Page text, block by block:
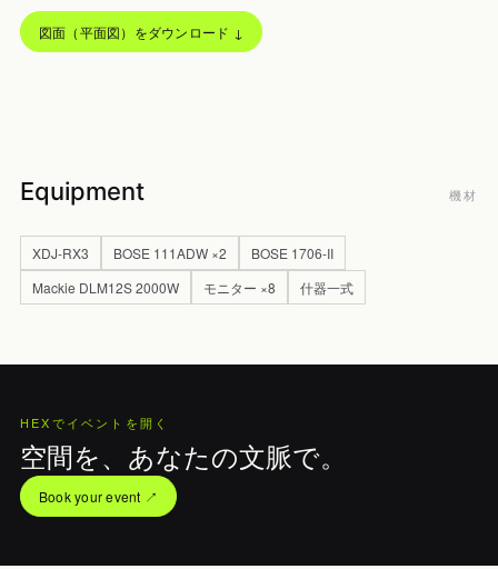
図面（平面図）をダウンロード ↓
Equipment 機材
XDJ-RX3 BOSE 111ADW ×2
BOSE 1706-II
Mackie DLM12S 2000W
モニター ×8 什器一式
HEXでイベントを開く
空間を、あなたの文脈で。
Book your event ↗